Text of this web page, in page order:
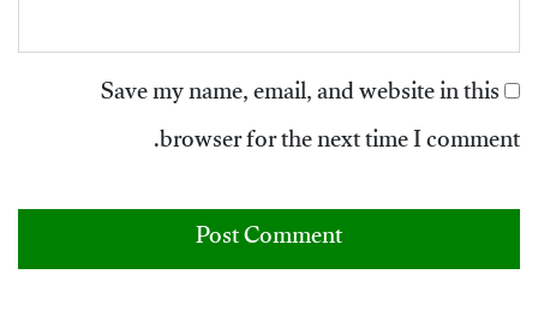
Save my name, email, and website in this
browser for the next time I comment.